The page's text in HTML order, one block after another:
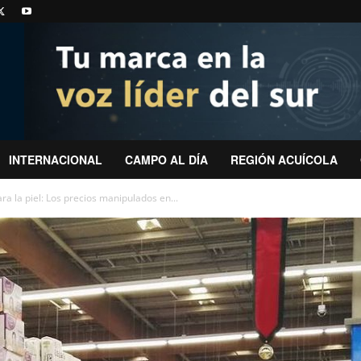
INTERNACIONAL CAMPO AL DÍA REGIÓN ACUÍCOLA
la piel: Los precios manipulados en...